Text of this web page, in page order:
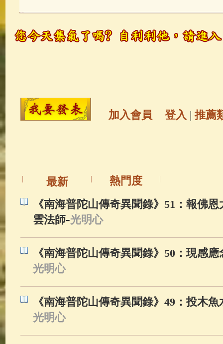
玉曆寶鈔(236) 地藏經(225)
觀世音菩薩 (147) 聖救度佛母(
金山活佛
善財童子五十三參
佛典故事(37)
加入會員 登入 | 推薦
最新
熱門度
《南海普陀山傳奇異聞錄》51：報佛
雲法師-光明心
《南海普陀山傳奇異聞錄》50：現感
光明心
《南海普陀山傳奇異聞錄》49：投木
光明心